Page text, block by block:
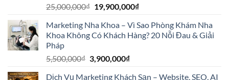
25,000,000₫ Giá
là:
25,000,000₫.
19,900,000₫Giá
tại
là:
Marketing Nha Khoa – Vì Sao Phòng Khám Nha
Khoa Không Có Khách Hàng? 20 Nỗi Đau & Giải
Pháp
5,500,000₫ Giá
3,900,000₫Giá
Dịch Vụ Marketing Khách Sạn – Website, SEO, AI